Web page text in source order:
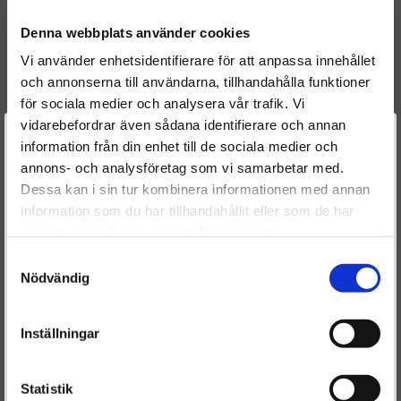
Denna webbplats använder cookies
Vi använder enhetsidentifierare för att anpassa innehållet
och annonserna till användarna, tillhandahålla funktioner
för sociala medier och analysera vår trafik. Vi
vidarebefordrar även sådana identifierare och annan
information från din enhet till de sociala medier och
annons- och analysföretag som vi samarbetar med.
Dessa kan i sin tur kombinera informationen med annan
information som du har tillhandahållit eller som de har
Nödvändig
Inställningar
Statistik
0 414 720 208
0414720202
0414720115
0986441559
0986441509
0414720215
0414720213
0414720208
0414720206
038 130 073 AG
038 130 073 AG
038 130 073 AQ
Välkommen till
Dieselspecialisten.se
För att förbättra din upplevelse på vår hemsida ber vi dig
välja vilken kategori du tillhör